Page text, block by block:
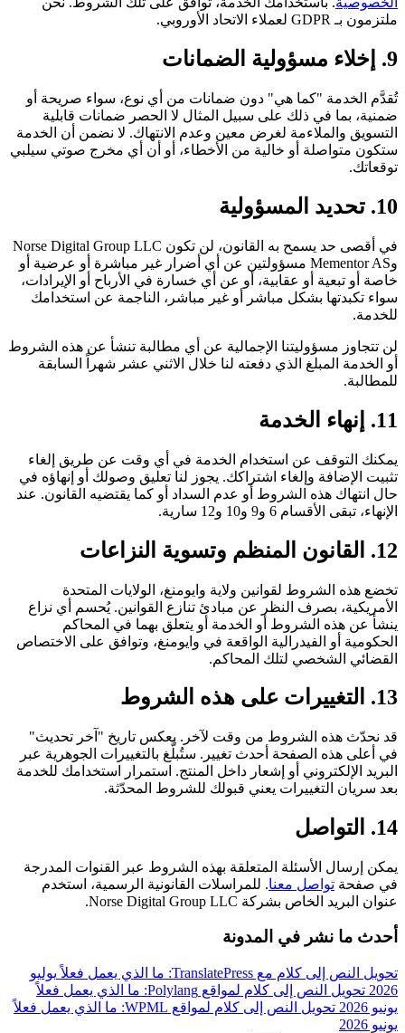
ملتزمون بـ GDPR لعملاء الاتحاد الأوروبي.
9. إخلاء مسؤولية الضمانات
تُقدَّم الخدمة "كما هي" دون ضمانات من أي نوع، سواء صريحة أو
ضمنية، بما في ذلك على سبيل المثال لا الحصر ضمانات قابلية
التسويق والملاءمة لغرض معين وعدم الانتهاك. لا نضمن أن الخدمة
ستكون متواصلة أو خالية من الأخطاء، أو أن أي مخرج صوتي سيلبي
توقعاتك.
10. تحديد المسؤولية
في أقصى حد يسمح به القانون، لن تكون Norse Digital Group LLC
وMementor AS مسؤولتين عن أي أضرار غير مباشرة أو عرضية أو
خاصة أو تبعية أو عقابية، أو عن أي خسارة في الأرباح أو الإيرادات،
سواء تكبدتها بشكل مباشر أو غير مباشر، الناجمة عن استخدامك
للخدمة.
لن تتجاوز مسؤوليتنا الإجمالية عن أي مطالبة تنشأ عن هذه الشروط
أو الخدمة المبلغ الذي دفعته لنا خلال الاثني عشر شهراً السابقة
للمطالبة.
11. إنهاء الخدمة
يمكنك التوقف عن استخدام الخدمة في أي وقت عن طريق إلغاء
تثبيت الإضافة وإلغاء اشتراكك. يجوز لنا تعليق وصولك أو إنهاؤه في
حال انتهاك هذه الشروط أو عدم السداد أو كما يقتضيه القانون. عند
الإنهاء، تبقى الأقسام 6 و9 و10 و12 سارية.
12. القانون المنظم وتسوية النزاعات
تخضع هذه الشروط لقوانين ولاية وايومنغ، الولايات المتحدة
الأمريكية، بصرف النظر عن مبادئ تنازع القوانين. يُحسم أي نزاع
ينشأ عن هذه الشروط أو الخدمة أو يتعلق بهما في المحاكم
الحكومية أو الفيدرالية الواقعة في وايومنغ، وتوافق على الاختصاص
القضائي الشخصي لتلك المحاكم.
13. التغييرات على هذه الشروط
قد نحدّث هذه الشروط من وقت لآخر. يعكس تاريخ "آخر تحديث"
في أعلى هذه الصفحة أحدث تغيير. ستُبلَّغ بالتغييرات الجوهرية عبر
البريد الإلكتروني أو إشعار داخل المنتج. استمرار استخدامك للخدمة
بعد سريان التغييرات يعني قبولك للشروط المحدّثة.
14. التواصل
يمكن إرسال الأسئلة المتعلقة بهذه الشروط عبر القنوات المدرجة
في صفحة تواصل معنا. للمراسلات القانونية الرسمية، استخدم
عنوان البريد الخاص بشركة Norse Digital Group LLC.
أحدث ما نشر في المدونة
تحويل النص إلى كلام مع TranslatePress: ما الذي يعمل فعلاً
يوليو
2026 تحويل النص إلى كلام لمواقع Polylang: ما الذي يعمل فعلاً
يونيو 2026
تحويل النص إلى كلام لمواقع WPML: ما الذي يعمل فعلاً
يونيو 2026